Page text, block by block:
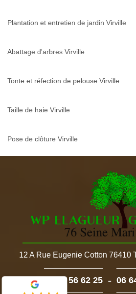
Plantation et entretien de jardin Virville
Abattage d'arbres Virville
Tonte et réfection de pelouse Virville
Taille de haie Virville
Pose de clôture Virville
12 A Rue Eugenie Cotton 76410
02 52 56 62 25 - 06